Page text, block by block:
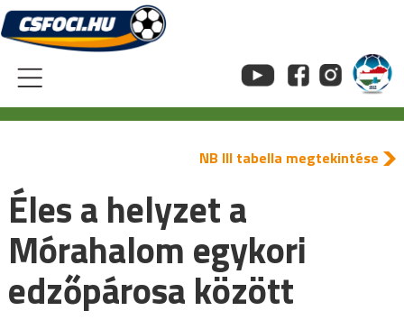
Skip
to
content
NB III tabella megtekintése
Éles a helyzet a
Mórahalom egykori
edzőpárosa között